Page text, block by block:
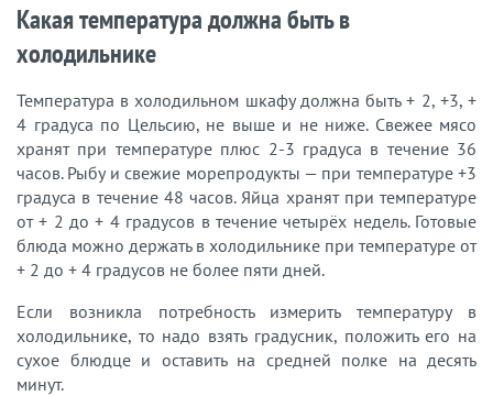
Какая температура должна быть в
холодильнике
Температура в холодильном шкафу должна быть + 2, +3, +
4 градуса по Цельсию, не выше и не ниже. Свежее мясо
хранят при температуре плюс 2-3 градуса в течение 36
часов. Рыбу и свежие морепродукты — при температуре +3
градуса в течение 48 часов. Яйца хранят при температуре
от + 2 до + 4 градусов в течение четырёх недель. Готовые
блюда можно держать в холодильнике при температуре от
+ 2 до + 4 градусов не более пяти дней.
Если возникла потребность измерить температуру в
холодильнике, то надо взять градусник, положить его на
сухое блюдце и оставить на средней полке на десять
минут.